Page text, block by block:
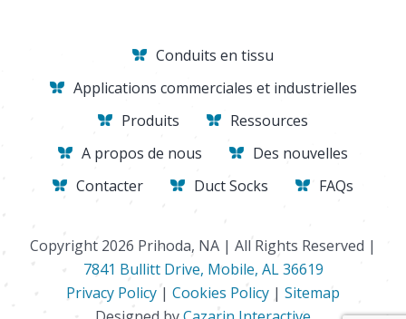
Conduits en tissu
Applications commerciales et industrielles
Produits
Ressources
A propos de nous
Des nouvelles
Contacter
Duct Socks FAQs
Copyright 2026 Prihoda, NA | All Rights Reserved |
7841 Bullitt Drive, Mobile, AL 36619
Privacy Policy | Cookies Policy | Sitemap